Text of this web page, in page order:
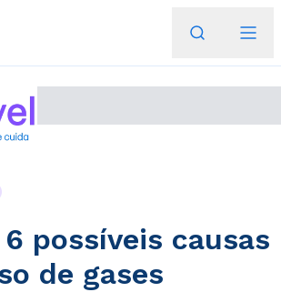
possíveis causas
de gases